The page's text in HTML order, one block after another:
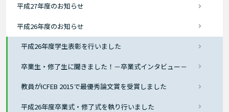
平成27年度のお知らせ
平成26年度のお知らせ
平成26年度学生表彰を行いました
卒業生・修了生に聞きました！－卒業式インタビュー－
教員がICFEB 2015で最優秀論文賞を受賞しました
平成26年度卒業式・修了式を執り行いました